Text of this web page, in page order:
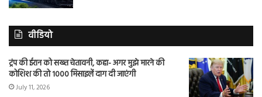
वीडियो
ट्रंप की ईरान को सख्त चेतावनी, कहा- अगर मुझे मारने की
कोशिश की तो 1000 मिसाइलें दाग दी जाएंगी
July 11, 2026